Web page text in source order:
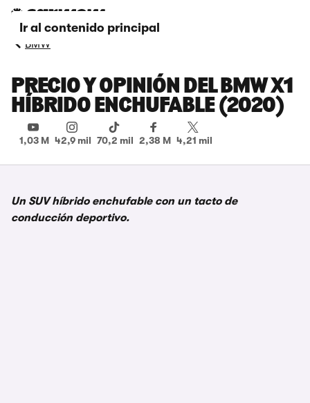
Ir al contenido principal
BMW
PRECIO Y OPINIÓN DEL BMW X1
HÍBRIDO ENCHUFABLE (2020)
1,03 M 42,9 mil 70,2 mil 2,38 M 4,21 mil
Un SUV híbrido enchufable con un tacto de
conducción deportivo.